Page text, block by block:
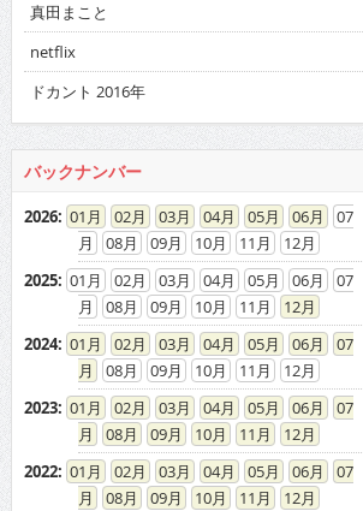
真田まこと
netflix
ドカント 2016年
バックナンバー
2026: 01 02 03 04 05 06
07
08
09 10 11
12
2025: 01 02 03 04 05 06
07
08
09 10 11
12
2024: 01 02 03 04 05 06
07
08
09 10 11
12
2023: 01 02 03 04 05 06
07
08
09 10 11
12
2022: 01 02 03 04 05 06
07
08
09 10 11
12